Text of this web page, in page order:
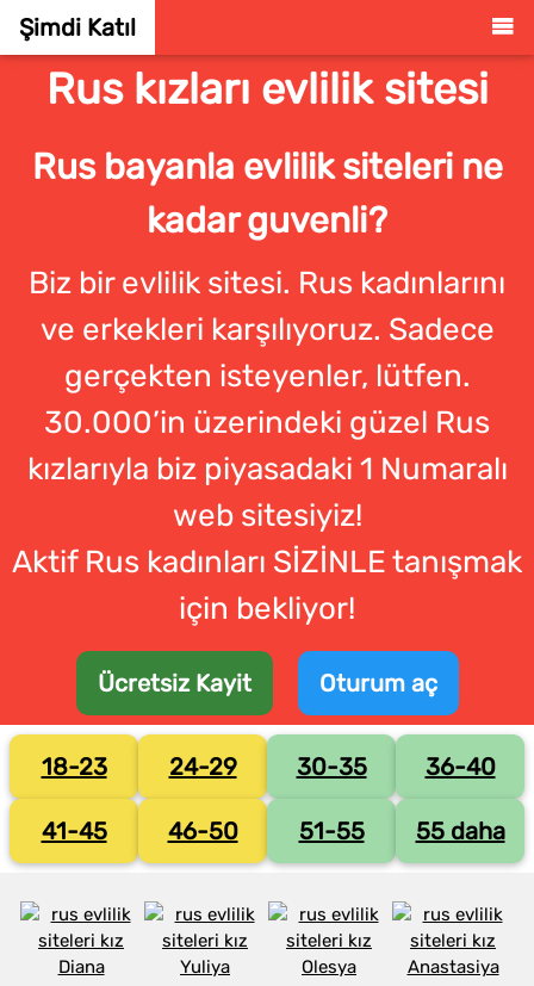
Şimdi Katıl
Rus kızları evlilik sitesi
Rus bayanla evlilik siteleri ne
kadar guvenli?
Biz bir evlilik sitesi. Rus kadınlarını
ve erkekleri karşılıyoruz. Sadece
gerçekten isteyenler, lütfen.
30.000’in üzerindeki güzel Rus
kızlarıyla biz piyasadaki 1 Numaralı
web sitesiyiz!
Aktif Rus kadınları SİZİNLE tanışmak
için bekliyor!
Ücretsiz Kayit Oturum aç
18-23 24-29 30-35 36-40
41-45 46-50 51-55 55 daha